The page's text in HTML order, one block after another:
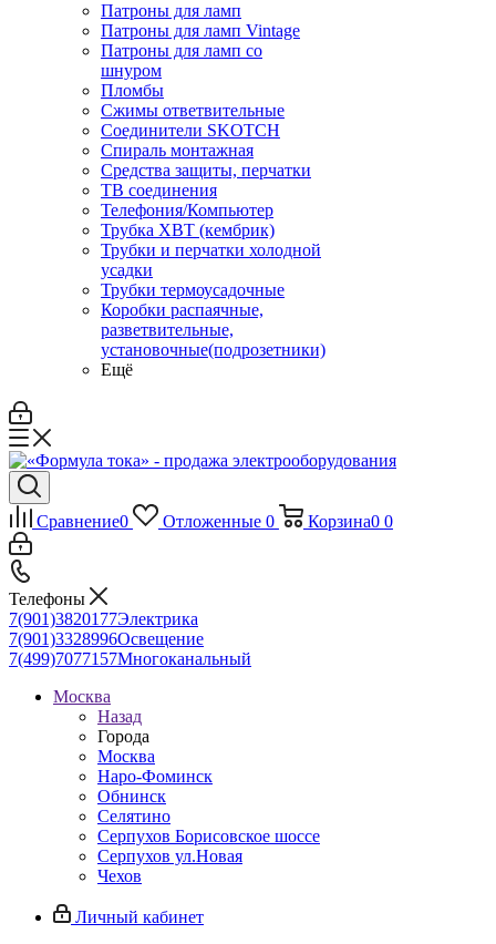
Патроны для ламп
Патроны для ламп Vintage
Патроны для ламп со
шнуром
Пломбы
Сжимы ответвительные
Соединители SKOTCH
Спираль монтажная
Средства защиты, перчатки
ТВ соединения
Телефония/Компьютер
Трубка ХВТ (кембрик)
Трубки и перчатки холодной
усадки
Трубки термоусадочные
Коробки распаячные,
разветвительные,
установочные(подрозетники)
Ещё
Сравнение0 Отложенные 0 Корзина0 0
Телефоны
7(901)3820177Электрика
7(901)3328996Освещение
7(499)7077157Многоканальный
Москва
Назад
Города
Москва
Наро-Фоминск
Обнинск
Селятино
Серпухов Борисовское шоссе
Серпухов ул.Новая
Чехов
Личный кабинет